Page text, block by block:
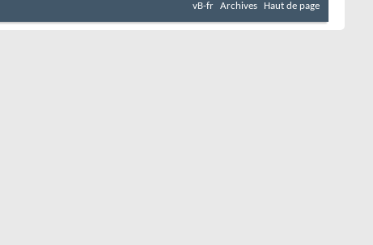
vB-fr Archives Haut de page